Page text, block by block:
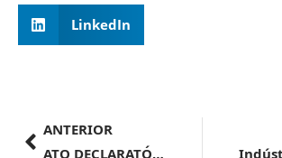
LinkedIn
ANTERIOR
ATO DECLARATÓRIO EXECUTIVO Nº 15/2024/SARAD/ALF/BHE/MG, DE 11 DE JULHO DE 2024